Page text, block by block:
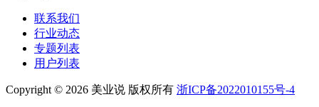
联系我们
行业动态
专题列表
用户列表
Copyright © 2026 美业说 版权所有 浙ICP备2022010155号-4